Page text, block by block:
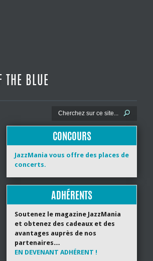
THE BLUE
CONCOURS
JazzMania vous offre des places de
concerts.
ADHÉRENTS
Soutenez le magazine JazzMania
et obtenez des cadeaux et des
avantages auprès de nos
partenaires…
EN DEVENANT ADHÉRENT !